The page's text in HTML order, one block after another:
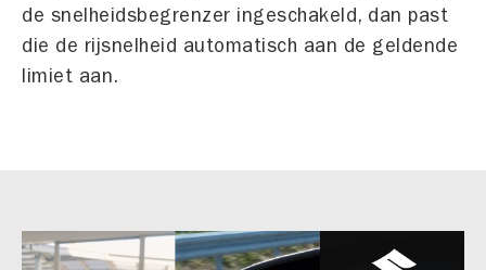
de snelheidsbegrenzer ingeschakeld, dan past
die de rijsnelheid automatisch aan de geldende
limiet aan.